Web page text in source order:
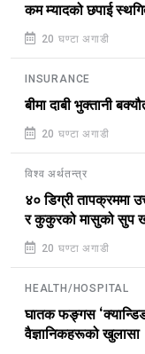
कम म्यादको छपाई
20 घण्टा अगाडी
INSURANCE
बीमा दाबी भुक्तानी
20 घण्टा अगाडी
विश्व अर्थतन्त्र
४० डिग्री तापक्रममा
र कुकुरको मासुको सुप
20 घण्टा अगाडी
HEALTH/HOSPITAL
घातक फङ्गस
वैज्ञानिकहरूको खुलासा